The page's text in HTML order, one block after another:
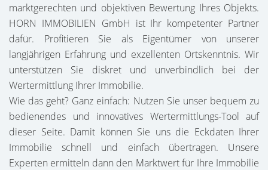
marktgerechten und objektiven Bewertung Ihres Objekts.
HORN IMMOBILIEN GmbH ist Ihr kompetenter Partner
dafür. Profitieren Sie als Eigentümer von unserer
langjährigen Erfahrung und exzellenten Ortskenntnis. Wir
unterstützen Sie diskret und unverbindlich bei der
Wertermittlung Ihrer Immobilie.
Wie das geht? Ganz einfach: Nutzen Sie unser bequem zu
bedienendes und innovatives Wertermittlungs-Tool auf
dieser Seite. Damit können Sie uns die Eckdaten Ihrer
Immobilie schnell und einfach übertragen. Unsere
Experten ermitteln dann den Marktwert für Ihre Immobilie